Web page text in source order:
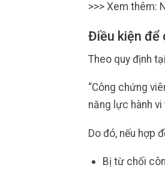
>>> Xem thêm:
Điều kiện để
Theo quy định
“Công chứng
năng lực hành vi
Do đó, nếu hợp
Bị từ chối